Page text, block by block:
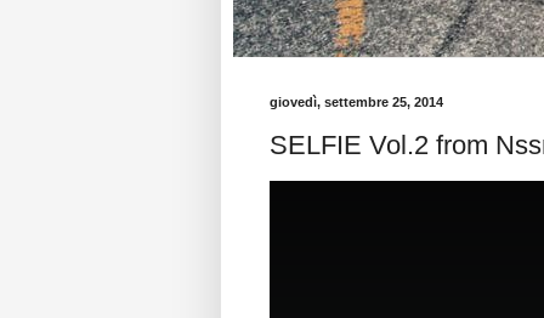
giovedì, settembre 25, 2014
SELFIE Vol.2 from